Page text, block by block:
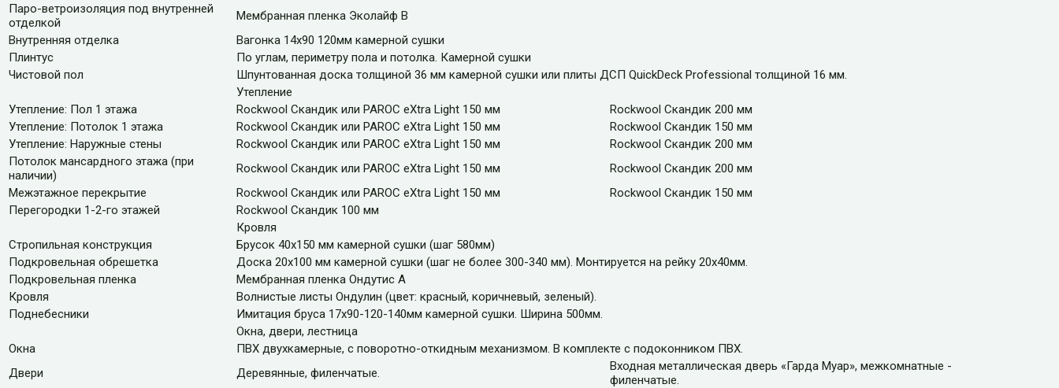
Паро-ветроизоляция под внутренней
отделкой
Мембранная пленка Эколайф В
Внутренняя отделка
Вагонка 14х90 120мм камерной сушки
Плинтус
По углам, периметру пола и потолка. Камерной сушки
Чистовой пол
Шпунтованная доска толщиной 36 мм камерной сушки или плиты ДСП QuickDeck Professional толщиной 16 мм.
Утепление
Утепление: Пол 1 этажа
Rockwool Скандик или PAROC eXtra Light 150 мм
Rockwool Скандик 200 мм
Утепление: Потолок 1 этажа
Rockwool Скандик или PAROC eXtra Light 150 мм
Rockwool Скандик 150 мм
Утепление: Наружные стены
Rockwool Скандик или PAROC eXtra Light 150 мм
Rockwool Скандик 200 мм
Потолок мансардного этажа (при
наличии)
Rockwool Скандик или PAROC eXtra Light 150 мм
Rockwool Скандик 200 мм
Межэтажное перекрытие
Rockwool Скандик или PAROC eXtra Light 150 мм
Rockwool Скандик 150 мм
Перегородки 1-2-го этажей
Rockwool Скандик 100 мм
Кровля
Стропильная конструкция
Брусок 40х150 мм камерной сушки (шаг 580мм)
Подкровельная обрешетка
Доска 20х100 мм камерной сушки (шаг не более 300-340 мм). Монтируется на рейку 20х40мм.
Подкровельная пленка
Мембранная пленка Ондутис А
Кровля
Волнистые листы Ондулин (цвет: красный, коричневый, зеленый).
Поднебесники
Имитация бруса 17х90-120-140мм камерной сушки. Ширина 500мм.
Окна, двери, лестница
Окна
ПВХ двухкамерные, с поворотно-откидным механизмом. В комплекте с подоконником ПВХ.
Двери
Деревянные, филенчатые.
Входная металлическая дверь «Гарда Муар», межкомнатные -
филенчатые.